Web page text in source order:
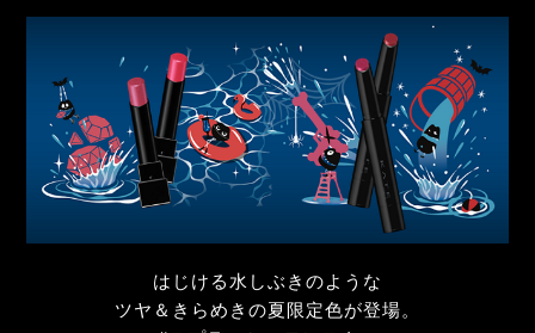
はじける水しぶきのような
ツヤ＆きらめきの夏限定色が登場。